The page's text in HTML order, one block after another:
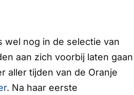
wel nog in de selectie van
aan zich voorbij laten gaan
aller tijden van de Oranje
. Na haar eerste